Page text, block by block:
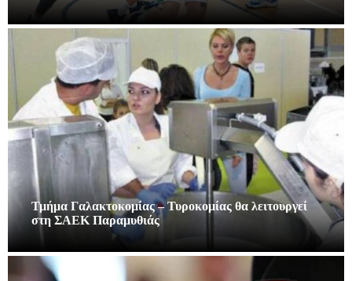
Τμήμα Γαλακτοκομίας – Τυροκομίας θα λειτουργεί
στη ΣΑΕΚ Παραμυθιάς